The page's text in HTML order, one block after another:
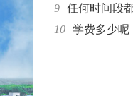
9 任何时间段
10 学费多少呢